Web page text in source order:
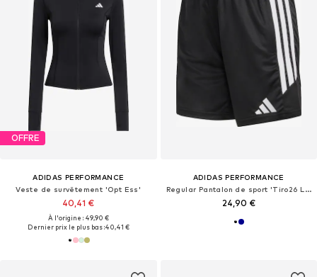
OFFRE
ADIDAS PERFORMANCE
Veste de survêtement 'Opt Ess'
40,41 €
À l'origine : 49,90 €
Dernier prix le plus bas :40,41 €
ADIDAS PERFORMANCE
Regular Pantalon de sport 'Tiro26 League'
24,90 €